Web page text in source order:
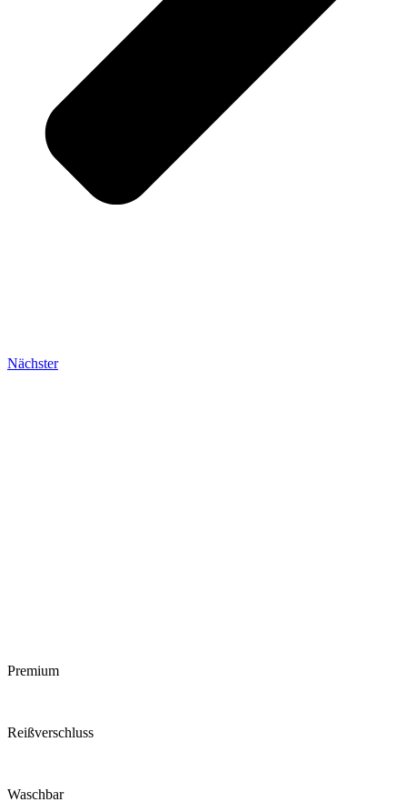
Nächster
Premium
Reiß­verschluss
Waschbar